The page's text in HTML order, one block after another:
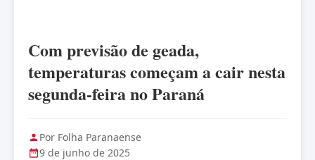
Com previsão de geada,
temperaturas começam a cair nesta
segunda-feira no Paraná
Por Folha Paranaense
9 de junho de 2025